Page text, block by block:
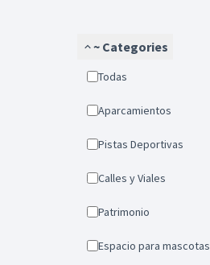
~ Categories
Todas
Aparcamientos
Pistas Deportivas
Calles y Viales
Patrimonio
Espacio para mascotas